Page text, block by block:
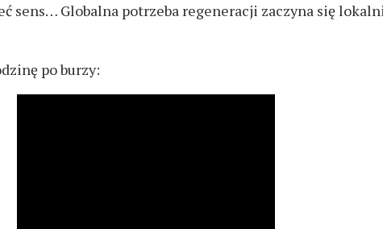
sens… Globalna potrzeba regeneracji zaczyna się
po burzy: